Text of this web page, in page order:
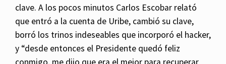
clave. A los pocos minutos Carlos Escobar relató
que entró a la cuenta de Uribe, cambió su clave,
borró los trinos indeseables que incorporó el hacker,
y “desde entonces el Presidente quedó feliz
conmigo, me dijo que era el mejor para recuperar